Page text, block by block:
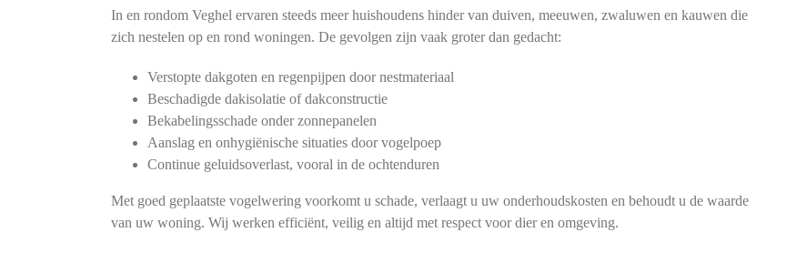
In en rondom Veghel ervaren steeds meer huishoudens hinder van duiven, meeuwen, zwaluwen en kauwen die
zich nestelen op en rond woningen. De gevolgen zijn vaak groter dan gedacht:
Verstopte dakgoten en regenpijpen door nestmateriaal
Beschadigde dakisolatie of dakconstructie
Bekabelingsschade onder zonnepanelen
Aanslag en onhygiënische situaties door vogelpoep
Continue geluidsoverlast, vooral in de ochtenduren
Met goed geplaatste vogelwering voorkomt u schade, verlaagt u uw onderhoudskosten en behoudt u de waarde
van uw woning. Wij werken efficiënt, veilig en altijd met respect voor dier en omgeving.